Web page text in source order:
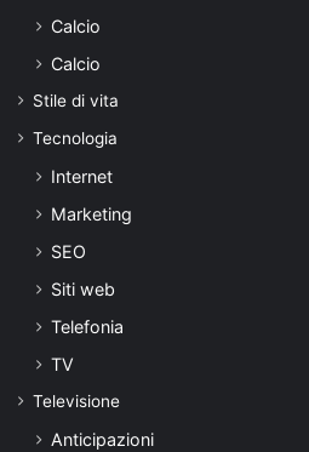
Calcio
Calcio
Stile di vita
Tecnologia
Internet
Marketing
SEO
Siti web
Telefonia
TV
Televisione
Anticipazioni